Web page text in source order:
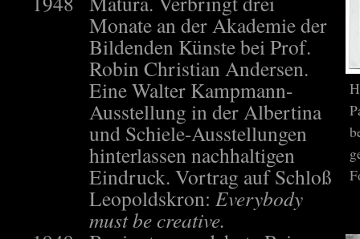
Monate an der Akademie der
Bildenden Künste bei Prof.
Robin Christian Andersen.
Eine Walter Kampmann-
Ausstellung in der Albertina
und Schiele-Ausstellungen
hinterlassen nachhaltigen
Eindruck. Vortrag auf Schloß
Leopoldskron: Everybody
must be creative.